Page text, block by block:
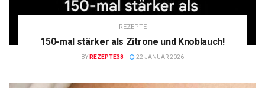
REZEPTE
150-mal stärker als Zitrone und Knoblauch!
BY REZEPTE38 22 JANUAR 2026